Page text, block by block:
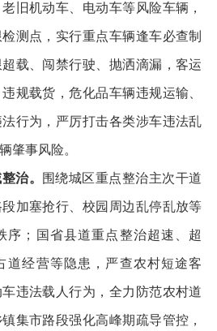
旧机动车、电动车等风险车辆，
测点，实行重点车辆逢车必查制
载、闯禁行驶、抛洒滴漏，客运
规载货，危化品车辆违规运输、
行为，严厉打击各类涉车违法乱
肇事风险。
治。 围绕城区重点整治主次干道
加塞抢行、校园周边乱停乱放等
序；国省县道重点整治超速、超
道经营等隐患，严查农村短途客
违法载人行为，全力防范农村道
集市路段强化高峰期疏导管控，